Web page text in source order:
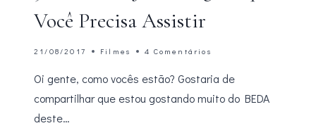
Você Precisa Assistir
21/08/2017 Filmes 4 Comentários
Oi gente, como vocês estão? Gostaria de
compartilhar que estou gostando muito do BEDA
deste…